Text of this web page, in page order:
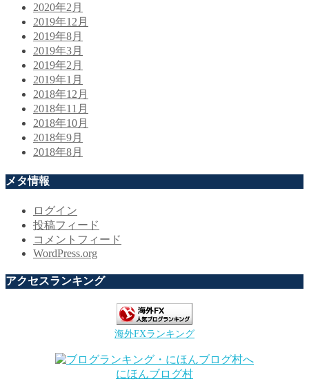
2020年2月
2019年12月
2019年8月
2019年3月
2019年2月
2019年1月
2018年12月
2018年11月
2018年10月
2018年9月
2018年8月
メタ情報
ログイン
投稿フィード
コメントフィード
WordPress.org
アクセスランキング
海外FXランキング
にほんブログ村